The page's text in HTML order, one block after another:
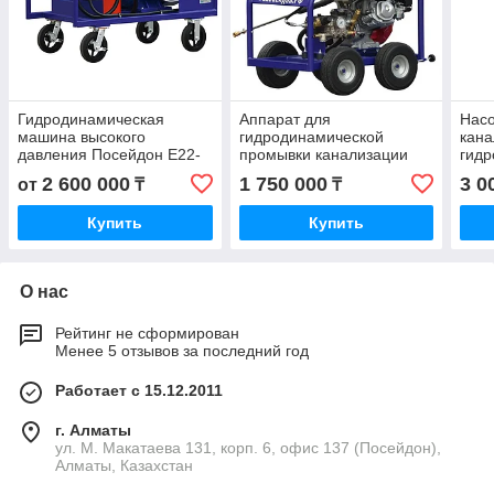
Гидродинамическая
машина высокого
давления Посейдон E22-
поверхностей, транспорта
и прочее
от 2 600 000 ₸
Купить
Аппарат для
гидродинамической
промывки канализации
Посейдон B15-150-26-4W
1 750 000₸
Купить
3
О нас
Рейтинг не сформирован
Менее 5 отзывов за последний год
Работает с 15.12.2011
г. Алматы
ул. М. Макатаева 131, корп. 6, офис 137 (Посейдон),
Алматы, Казахстан